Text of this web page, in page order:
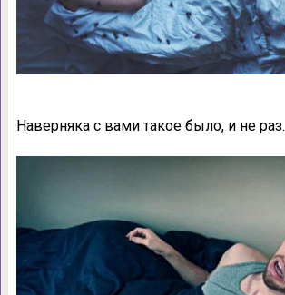
Наверняка с вами такое было, и не раз.